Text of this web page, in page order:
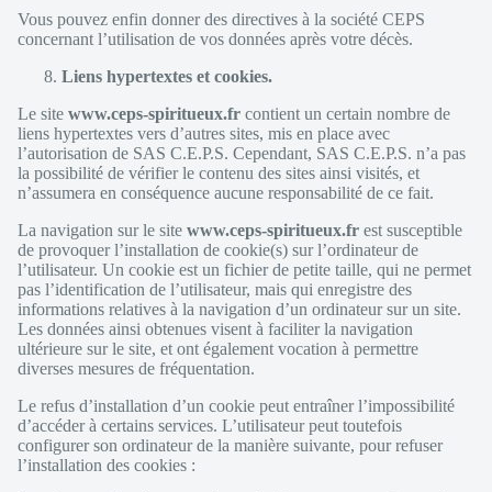
Vous pouvez enfin donner des directives à la société CEPS
concernant l’utilisation de vos données après votre décès.
Liens hypertextes et cookies.
Le site www.ceps-spiritueux.fr contient un certain nombre de
liens hypertextes vers d’autres sites, mis en place avec
l’autorisation de SAS C.E.P.S. Cependant, SAS C.E.P.S. n’a pas
la possibilité de vérifier le contenu des sites ainsi visités, et
n’assumera en conséquence aucune responsabilité de ce fait.
La navigation sur le site www.ceps-spiritueux.fr est susceptible
de provoquer l’installation de cookie(s) sur l’ordinateur de
l’utilisateur. Un cookie est un fichier de petite taille, qui ne permet
pas l’identification de l’utilisateur, mais qui enregistre des
informations relatives à la navigation d’un ordinateur sur un site.
Les données ainsi obtenues visent à faciliter la navigation
ultérieure sur le site, et ont également vocation à permettre
diverses mesures de fréquentation.
Le refus d’installation d’un cookie peut entraîner l’impossibilité
d’accéder à certains services. L’utilisateur peut toutefois
configurer son ordinateur de la manière suivante, pour refuser
l’installation des cookies :